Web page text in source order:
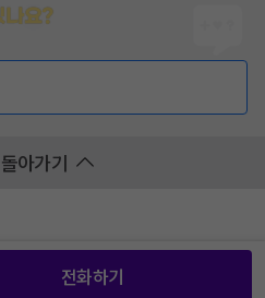
나요?
아가기
전화하기